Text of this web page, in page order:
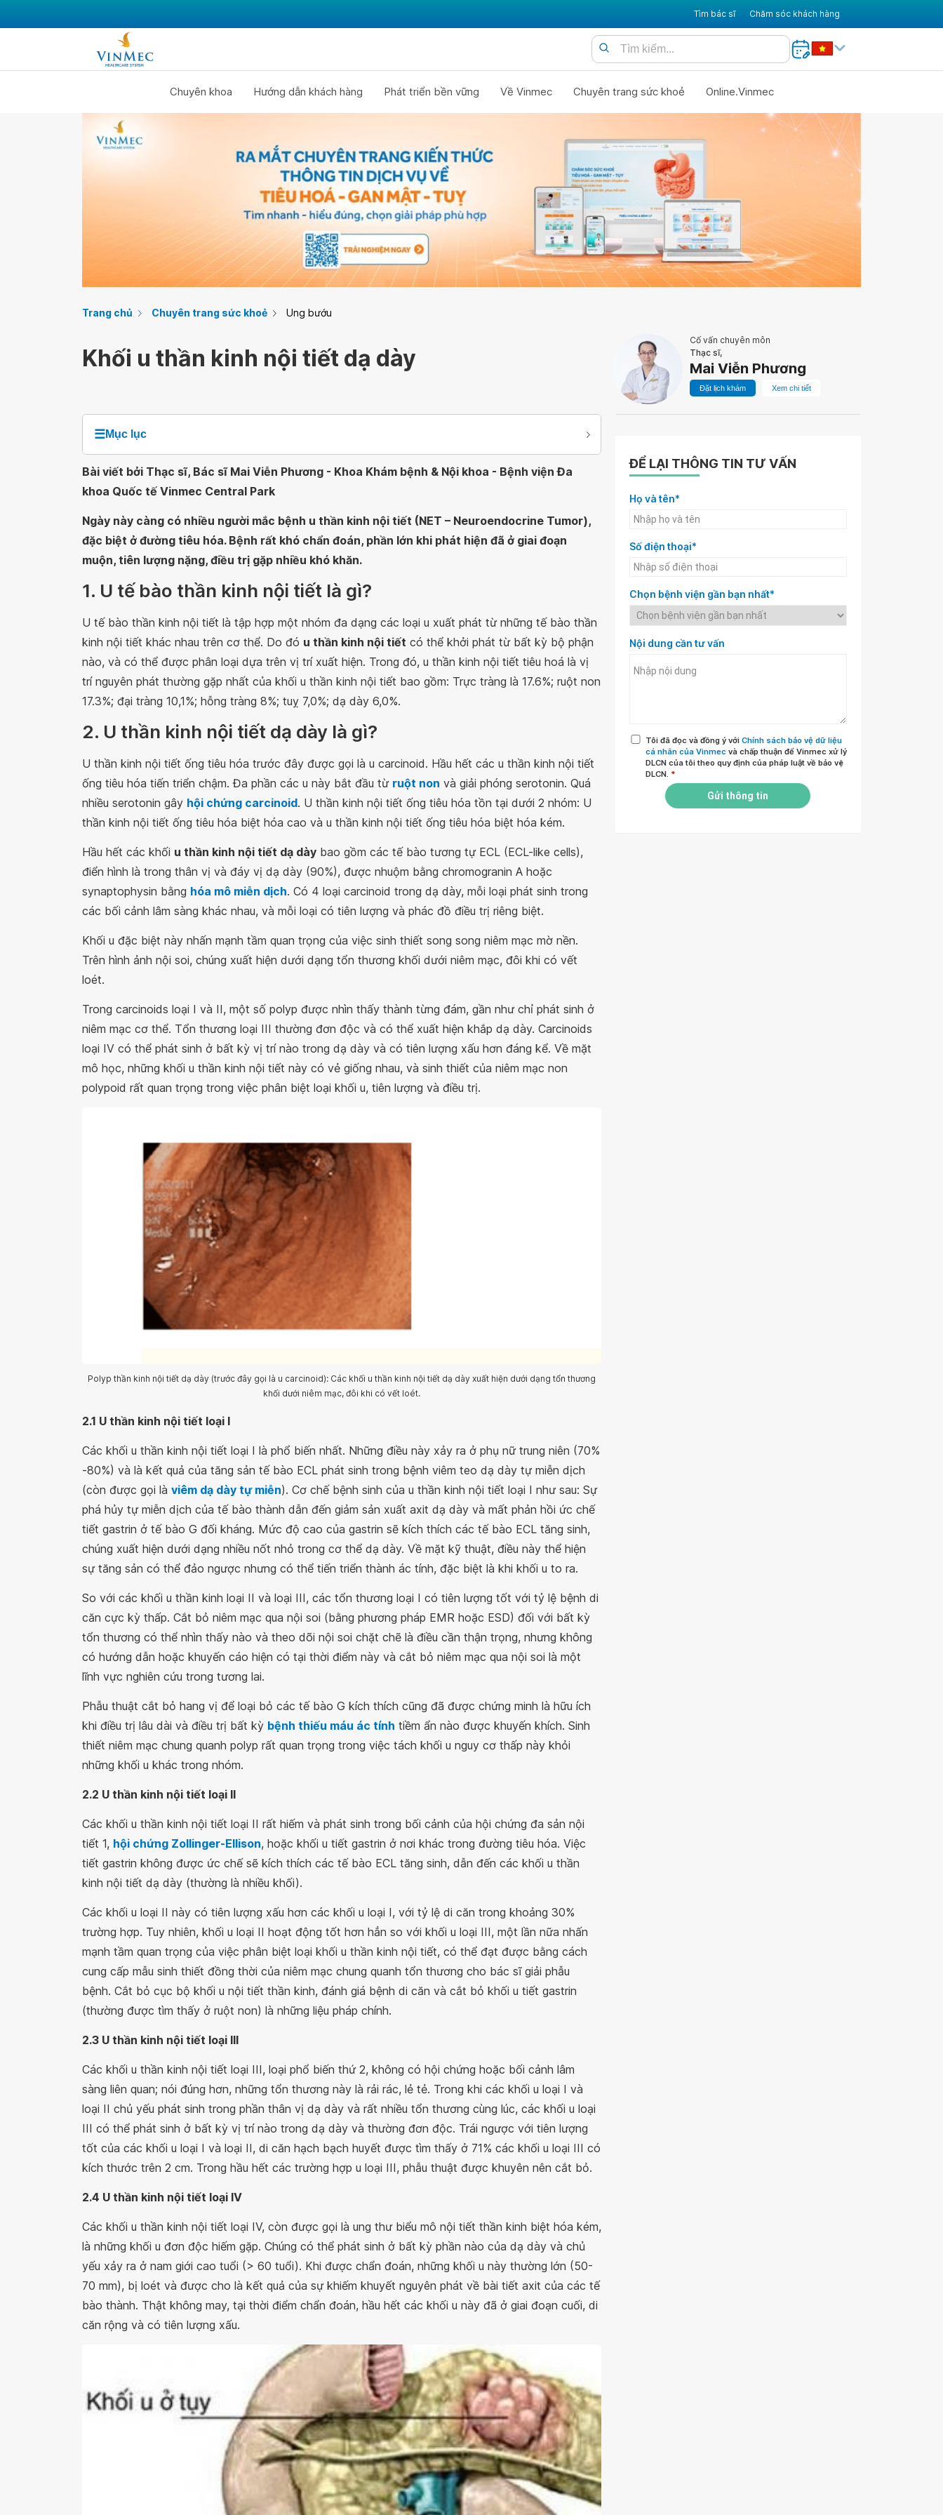
Tìm bác sĩ Chăm sóc khách hàng
Chuyên khoa Hướng dẫn khách hàng Phát triển bền vững Về Vinmec Chuyên trang sức khoẻ Online.Vinmec
Trang chủ Chuyên trang sức khoẻ Ung bướu
Khối u thần kinh nội tiết dạ dày
Cố vấn chuyên môn
Thạc sĩ,
Mai Viễn Phương
Đặt lịch khám Xem chi tiết
☰Mục lục
Bài viết bởi Thạc sĩ, Bác sĩ Mai Viễn Phương - Khoa Khám bệnh & Nội khoa - Bệnh viện Đa
khoa Quốc tế Vinmec Central Park
Ngày này càng có nhiều người mắc bệnh u thần kinh nội tiết (NET – Neuroendocrine Tumor),
đặc biệt ở đường tiêu hóa. Bệnh rất khó chẩn đoán, phần lớn khi phát hiện đã ở giai đoạn
muộn, tiên lượng nặng, điều trị gặp nhiều khó khăn.
1. U tế bào thần kinh nội tiết là gì?
U tế bào thần kinh nội tiết là tập hợp một nhóm đa dạng các loại u xuất phát từ những tế bào thần
kinh nội tiết khác nhau trên cơ thể. Do đó u thần kinh nội tiết có thể khởi phát từ bất kỳ bộ phận
nào, và có thể được phân loại dựa trên vị trí xuất hiện. Trong đó, u thần kinh nội tiết tiêu hoá là vị
trí nguyên phát thường gặp nhất của khối u thần kinh nội tiết bao gồm: Trực tràng là 17.6%; ruột non
17.3%; đại tràng 10,1%; hỗng tràng 8%; tuỵ 7,0%; dạ dày 6,0%.
2. U thần kinh nội tiết dạ dày là gì?
U thần kinh nội tiết ống tiêu hóa trước đây được gọi là u carcinoid. Hầu hết các u thần kinh nội tiết
ống tiêu hóa tiến triển chậm. Đa phần các u này bắt đầu từ ruột non và giải phóng serotonin. Quá
nhiều serotonin gây hội chứng carcinoid. U thần kinh nội tiết ống tiêu hóa tồn tại dưới 2 nhóm: U
thần kinh nội tiết ống tiêu hóa biệt hóa cao và u thần kinh nội tiết ống tiêu hóa biệt hóa kém.
Hầu hết các khối u thần kinh nội tiết dạ dày bao gồm các tế bào tương tự ECL (ECL-like cells),
điển hình là trong thân vị và đáy vị dạ dày (90%), được nhuộm bằng chromogranin A hoặc
synaptophysin bằng hóa mô miễn dịch. Có 4 loại carcinoid trong dạ dày, mỗi loại phát sinh trong
các bối cảnh lâm sàng khác nhau, và mỗi loại có tiên lượng và phác đồ điều trị riêng biệt.
Khối u đặc biệt này nhấn mạnh tầm quan trọng của việc sinh thiết song song niêm mạc mờ nền.
Trên hình ảnh nội soi, chúng xuất hiện dưới dạng tổn thương khối dưới niêm mạc, đôi khi có vết
loét.
Trong carcinoids loại I và II, một số polyp được nhìn thấy thành từng đám, gần như chỉ phát sinh ở
niêm mạc cơ thể. Tổn thương loại III thường đơn độc và có thể xuất hiện khắp dạ dày. Carcinoids
loại IV có thể phát sinh ở bất kỳ vị trí nào trong dạ dày và có tiên lượng xấu hơn đáng kể. Về mặt
mô học, những khối u thần kinh nội tiết này có vẻ giống nhau, và sinh thiết của niêm mạc non
polypoid rất quan trọng trong việc phân biệt loại khối u, tiên lượng và điều trị.
Polyp thần kinh nội tiết dạ dày (trước đây gọi là u carcinoid): Các khối u thần kinh nội tiết dạ dày xuất hiện dưới dạng tổn thương
khối dưới niêm mạc, đôi khi có vết loét.
2.1 U thần kinh nội tiết loại I
Các khối u thần kinh nội tiết loại I là phổ biến nhất. Những điều này xảy ra ở phụ nữ trung niên (70%
-80%) và là kết quả của tăng sản tế bào ECL phát sinh trong bệnh viêm teo dạ dày tự miễn dịch
(còn được gọi là viêm dạ dày tự miễn). Cơ chế bệnh sinh của u thần kinh nội tiết loại I như sau: Sự
phá hủy tự miễn dịch của tế bào thành dẫn đến giảm sản xuất axit dạ dày và mất phản hồi ức chế
tiết gastrin ở tế bào G đối kháng. Mức độ cao của gastrin sẽ kích thích các tế bào ECL tăng sinh,
chúng xuất hiện dưới dạng nhiều nốt nhỏ trong cơ thể dạ dày. Về mặt kỹ thuật, điều này thể hiện
sự tăng sản có thể đảo ngược nhưng có thể tiến triển thành ác tính, đặc biệt là khi khối u to ra.
So với các khối u thần kinh loại II và loại III, các tổn thương loại I có tiên lượng tốt với tỷ lệ bệnh di
căn cực kỳ thấp. Cắt bỏ niêm mạc qua nội soi (bằng phương pháp EMR hoặc ESD) đối với bất kỳ
tổn thương có thể nhìn thấy nào và theo dõi nội soi chặt chẽ là điều cần thận trọng, nhưng không
có hướng dẫn hoặc khuyến cáo hiện có tại thời điểm này và cắt bỏ niêm mạc qua nội soi là một
lĩnh vực nghiên cứu trong tương lai.
Phẫu thuật cắt bỏ hang vị để loại bỏ các tế bào G kích thích cũng đã được chứng minh là hữu ích
khi điều trị lâu dài và điều trị bất kỳ bệnh thiếu máu ác tính tiềm ẩn nào được khuyến khích. Sinh
thiết niêm mạc chung quanh polyp rất quan trọng trong việc tách khối u nguy cơ thấp này khỏi
những khối u khác trong nhóm.
2.2 U thần kinh nội tiết loại II
Các khối u thần kinh nội tiết loại II rất hiếm và phát sinh trong bối cảnh của hội chứng đa sản nội
tiết 1, hội chứng Zollinger-Ellison, hoặc khối u tiết gastrin ở nơi khác trong đường tiêu hóa. Việc
tiết gastrin không được ức chế sẽ kích thích các tế bào ECL tăng sinh, dẫn đến các khối u thần
kinh nội tiết dạ dày (thường là nhiều khối).
Các khối u loại II này có tiên lượng xấu hơn các khối u loại I, với tỷ lệ di căn trong khoảng 30%
trường hợp. Tuy nhiên, khối u loại II hoạt động tốt hơn hẳn so với khối u loại III, một lần nữa nhấn
mạnh tầm quan trọng của việc phân biệt loại khối u thần kinh nội tiết, có thể đạt được bằng cách
cung cấp mẫu sinh thiết đồng thời của niêm mạc chung quanh tổn thương cho bác sĩ giải phẫu
bệnh. Cắt bỏ cục bộ khối u nội tiết thần kinh, đánh giá bệnh di căn và cắt bỏ khối u tiết gastrin
(thường được tìm thấy ở ruột non) là những liệu pháp chính.
2.3 U thần kinh nội tiết loại III
Các khối u thần kinh nội tiết loại III, loại phổ biến thứ 2, không có hội chứng hoặc bối cảnh lâm
sàng liên quan; nói đúng hơn, những tổn thương này là rải rác, lẻ tẻ. Trong khi các khối u loại I và
loại II chủ yếu phát sinh trong phần thân vị dạ dày và rất nhiều tổn thương cùng lúc, các khối u loại
III có thể phát sinh ở bất kỳ vị trí nào trong dạ dày và thường đơn độc. Trái ngược với tiên lượng
tốt của các khối u loại I và loại II, di căn hạch bạch huyết được tìm thấy ở 71% các khối u loại III có
kích thước trên 2 cm. Trong hầu hết các trường hợp u loại III, phẫu thuật được khuyên nên cắt bỏ.
2.4 U thần kinh nội tiết loại IV
Các khối u thần kinh nội tiết loại IV, còn được gọi là ung thư biểu mô nội tiết thần kinh biệt hóa kém,
là những khối u đơn độc hiếm gặp. Chúng có thể phát sinh ở bất kỳ phần nào của dạ dày và chủ
yếu xảy ra ở nam giới cao tuổi (> 60 tuổi). Khi được chẩn đoán, những khối u này thường lớn (50-
70 mm), bị loét và được cho là kết quả của sự khiếm khuyết nguyên phát về bài tiết axit của các tế
bào thành. Thật không may, tại thời điểm chẩn đoán, hầu hết các khối u này đã ở giai đoạn cuối, di
căn rộng và có tiên lượng xấu.
ĐỂ LẠI THÔNG TIN TƯ VẤN
Họ và tên*
Số điện thoại*
Chọn bệnh viện gần bạn nhất*
Nội dung cần tư vấn
Tôi đã đọc và đồng ý với Chính sách bảo vệ dữ liệu
cá nhân của Vinmec và chấp thuận để Vinmec xử lý
DLCN của tôi theo quy định của pháp luật về bảo vệ
DLCN. *
Gửi thông tin